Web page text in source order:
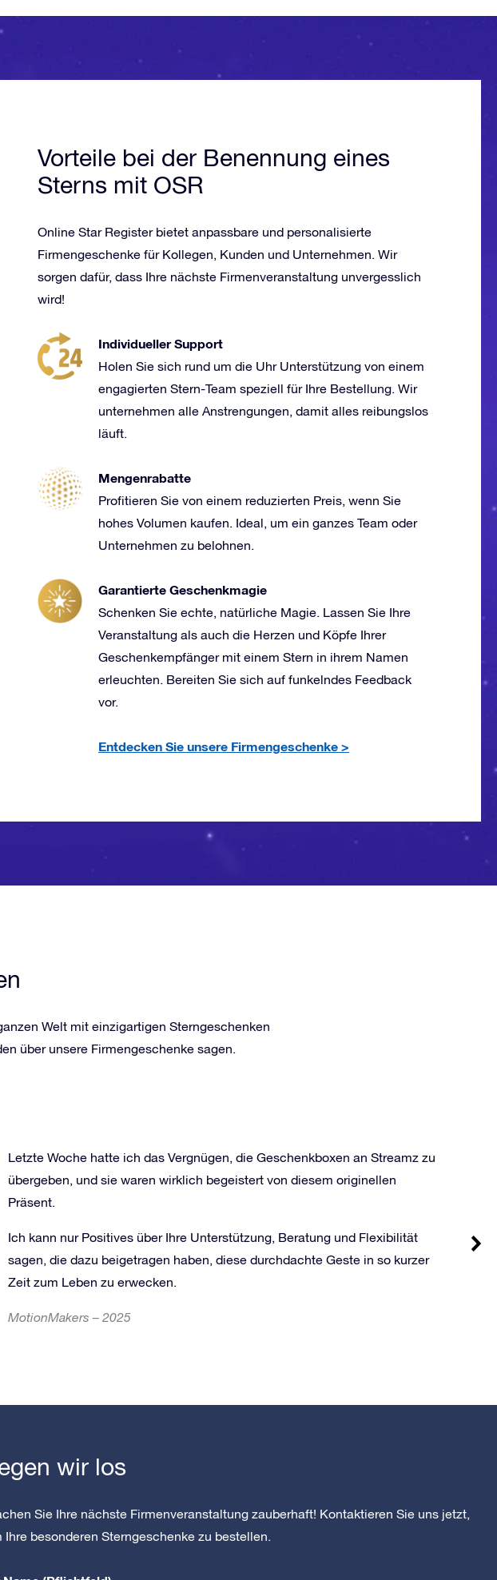
Vorteile bei der Benennung eines
Sterns mit OSR
Online Star Register bietet anpassbare und personalisierte
Firmengeschenke für Kollegen, Kunden und Unternehmen. Wir
sorgen dafür, dass Ihre nächste Firmenveranstaltung unvergesslich
wird!
Individueller Support
Holen Sie sich rund um die Uhr Unterstützung von einem
engagierten Stern-Team speziell für Ihre Bestellung. Wir
unternehmen alle Anstrengungen, damit alles reibungslos
läuft.
Mengenrabatte
Profitieren Sie von einem reduzierten Preis, wenn Sie
hohes Volumen kaufen. Ideal, um ein ganzes Team oder
Unternehmen zu belohnen.
Garantierte Geschenkmagie
Schenken Sie echte, natürliche Magie. Lassen Sie Ihre
Veranstaltung als auch die Herzen und Köpfe Ihrer
Geschenkempfänger mit einem Stern in ihrem Namen
erleuchten. Bereiten Sie sich auf funkelndes Feedback
vor.
Entdecken Sie unsere Firmengeschenke >
Welt mit einzigartigen Sterngeschenken
über unsere Firmengeschenke sagen.
Letzte Woche hatte ich das Vergnügen, die Geschenkboxen an Streamz zu
übergeben, und sie waren wirklich begeistert von diesem originellen
Präsent.
Ich kann nur Positives über Ihre Unterstützung, Beratung und Flexibilität
sagen, die dazu beigetragen haben, diese durchdachte Geste in so kurzer
Zeit zum Leben zu erwecken.
MotionMakers – 2025
wir los
Sie Ihre nächste Firmenveranstaltung zauberhaft! Kontaktieren Sie uns jetzt,
Ihre besonderen Sterngeschenke zu bestellen.